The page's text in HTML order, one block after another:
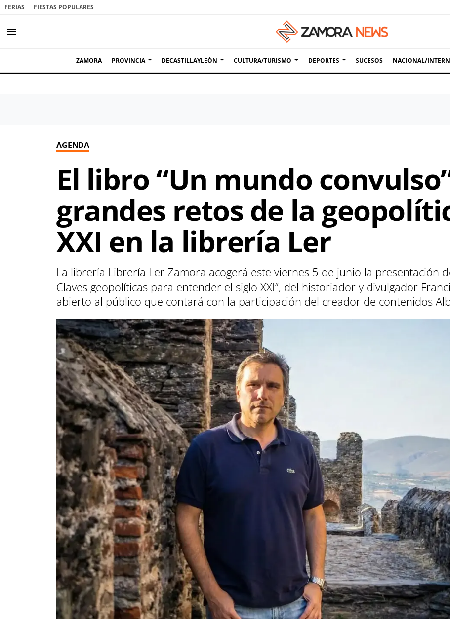
FERIAS FIESTAS POPULARES
menu
ZAMORA PROVINCIA DECASTILLAYLEÓN CULTURA/TURISMO DEPORTES SUCESOS NACIONAL/
AGENDA
El libro “Un mundo
grandes retos de la
XXI en la librería Ler
La librería Librería Ler Zamora acogerá este viernes 5 de junio la presentación
Claves geopolíticas para entender el siglo XXI”, del historiador y divulgador
abierto al público que contará con la participación del creador de contenidos